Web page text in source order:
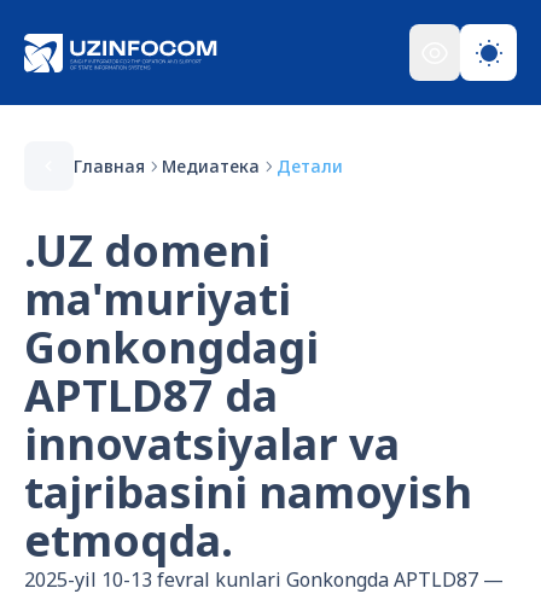
Главная Медиатека Детали
.UZ domeni
ma'muriyati
Gonkongdagi
APTLD87 da
innovatsiyalar va
tajribasini namoyish
etmoqda.
2025-yil 10-13 fevral kunlari Gonkongda APTLD87 —